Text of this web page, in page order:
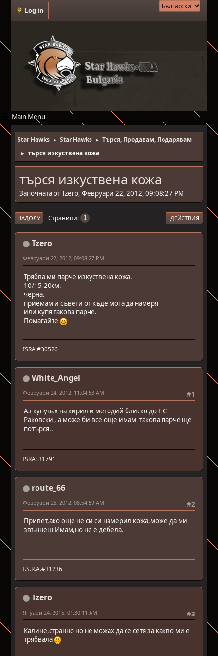
Log in
Main Menu
Star Hawks ► Star Hawks ► Търся, Продавам, Подарявам
► търся изкуствена кожа
търся изкуствена кожа
Започната от Tzero, Февруари 22, 2012, 09:08:27 PM
НАДОЛУ Страници 1 ДЕЙСТВИЯ
Tzero
Февруари 22, 2012, 09:08:27 PM
Трябва ми парче изкуствена кожа.
10/15-20см.
черна.
приемам и съвети от къде мога да намеря
или купя такова парче.
Помагайте
ISRA #30526
White_Angel
#1
Февруари 24, 2012, 11:04:53 AM
Аз купувах на кирил и методий блиско до Г С
Раковски , а може би все още имам такова парче ще
потърся...
ISRA: 31791
route_66
#2
Февруари 26, 2012, 08:54:59 AM
Привет,ако още не си си намерил кожа,може да ми
звъннеш.Имам,но не е дебела.
I.S.R.A.#31236
Tzero
#3
Януари 24, 2015, 01:30:11 AM
Калине,странно но не можах да се сетя за какво ми е
трябвала